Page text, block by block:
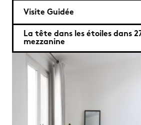
Visite Guidée
La tête dans les étoiles dans
mezzanine